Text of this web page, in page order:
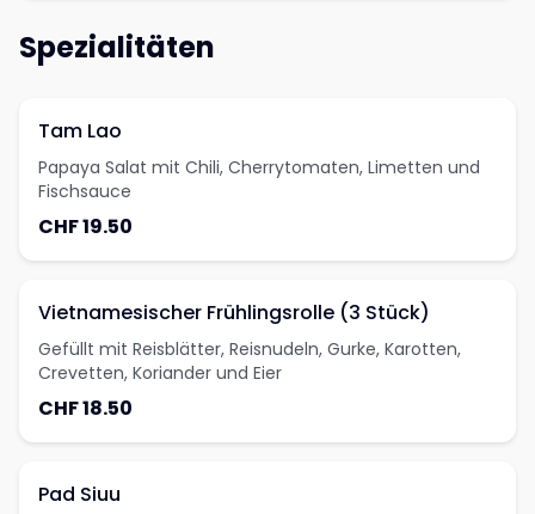
Spezialitäten
Tam Lao
Papaya Salat mit Chili, Cherrytomaten, Limetten und
Fischsauce
CHF 19.50
Vietnamesischer Frühlingsrolle (3 Stück)
Gefüllt mit Reisblätter, Reisnudeln, Gurke, Karotten,
Crevetten, Koriander und Eier
CHF 18.50
Pad Siuu